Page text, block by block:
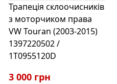
Трапеція склоочисників
з моторчиком права
VW Touran (2003-2015)
1397220502 /
1T0955120D
3 000 грн